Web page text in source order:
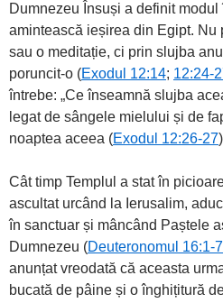
Dumnezeu Însuși a definit
amintească ieșirea din Egipt. Nu
sau o meditație, ci prin slujba
poruncit-o (Exodul 12:14; 12:24-
întrebe: „Ce înseamnă slujba
legat de sângele mielului și de
noaptea aceea (Exodul 12:26-27
Cât timp Templul a stat în
ascultat urcând la Ierusalim,
în sanctuar și mâncând Paștele
Dumnezeu (Deuteronomul 16:1-7
anunțat vreodată că aceasta
bucată de pâine și o înghițitură